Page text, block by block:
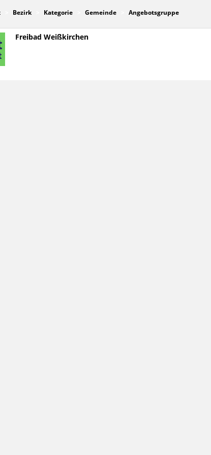
Bezirk Kategorie Gemeinde Angebotsgruppe
Freibad Weißkirchen